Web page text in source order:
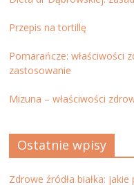
Przepis na tortillę
Pomarańcze: właściwości
zastosowanie
Mizuna – właściwości
Ostatnie wpisy
Zdrowe źródła białka: